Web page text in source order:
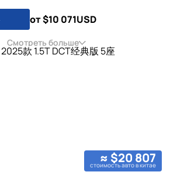
от $10 071USD
Смотреть больше
≈ $20 807
стоимость авто в китае